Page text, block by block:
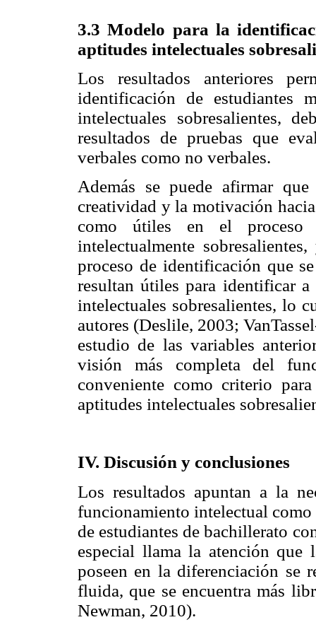
3.3 Modelo para la
aptitudes intelectuales
Los resultados anteriores
identificación de estudiantes
intelectuales sobresalientes,
resultados de pruebas que
verbales como no verbales.
Además se puede afirmar
creatividad y la motivación
como útiles en el proceso
intelectualmente
proceso de identificación que
resultan útiles para identificar
intelectuales sobresalientes, lo
autores (Deslile, 2003;
estudio de las variables
visión más completa del
conveniente como criterio
aptitudes intelectuales
IV. Discusión y conclusiones
Los resultados apuntan a la
funcionamiento intelectual
de estudiantes de bachillerato
especial llama la atención que
poseen en la diferenciación se
fluida, que se encuentra más
Newman, 2010).